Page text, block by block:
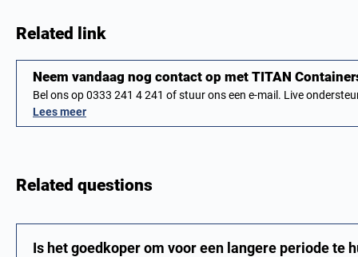
Related link
Neem vandaag nog contact op met TITAN
Bel ons op 0333 241 4 241 of stuur ons een e-mail. Live
Lees meer
Related questions
Is het goedkoper om voor een langere periode te